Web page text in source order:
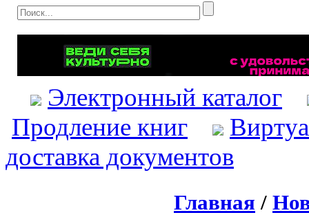
Электронный каталог
Продление книг
доставка документов
Главная /